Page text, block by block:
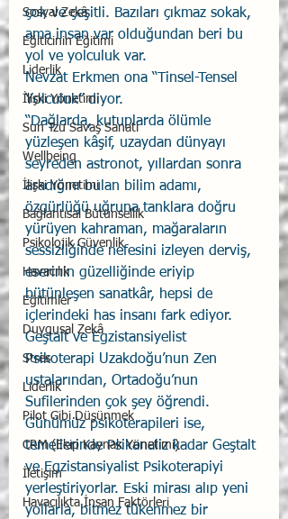
Sosyal Zekâ
Eğiticinin Eğitimi
Liderlik
İlişki Yönetimi
Sun Tzu Savaş Sanatı
Wellbeing
İlişki Yönetimi
Bağlantısal Bütünsellik
Psikolojik Güvenlik
Havacılık
Eğitimler
Duygusal Zekâ
Stres
Liderlik
Pilot Gibi Düşünmek
CRM (Ekip Kaynak Yönetimi)
İletişim
Havacılıkta İnsan Faktörleri
çok ve çeşitli. Bazıları çıkmaz sokak,
ama insan var olduğundan beri bu
yol ve yolculuk var.
Nevzat Erkmen ona “Tinsel-Tensel
Yolculuk” diyor.
“Dağlarda, kutuplarda ölümle
yüzleşen kâşif, uzaydan dünyayı
seyreden astronot, yıllardan sonra
aradığını bulan bilim adamı,
özgürlüğü uğruna tanklara doğru
yürüyen kahraman, mağaraların
sessizliğinde nefesini izleyen derviş,
eserinin güzelliğinde eriyip
bütünleşen sanatkâr, hepsi de
içlerindeki has insanı fark ediyor.
Geştalt ve Egzistansiyelist
Psikoterapi Uzakdoğu’nun Zen
ustalarından, Ortadoğu’nun
Sufilerinden çok şey öğrendi.
Günümüz psikoterapileri ise,
temellerinde Psikanaliz kadar Geştalt
ve Egzistansiyalist Psikoterapiyi
yerleştiriyorlar. Eski mirası alıp yeni
yollarla, bitmez tükenmez bir